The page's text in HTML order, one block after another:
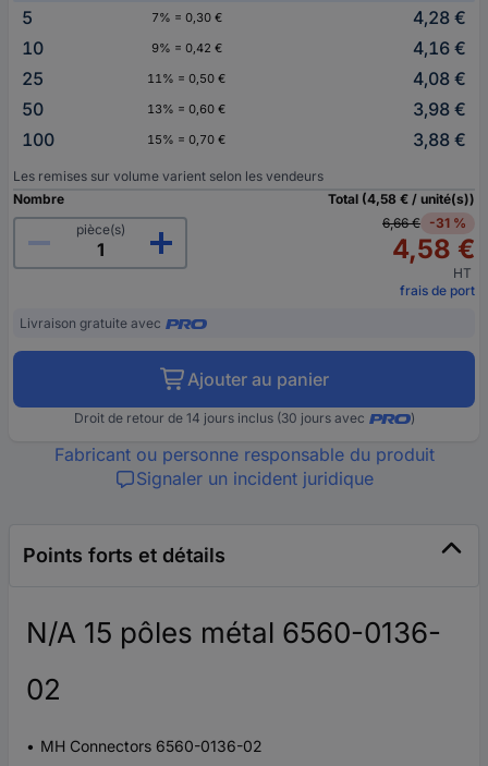
5
7% = 0,30 €
4,28 €
10
9% = 0,42 €
4,16 €
25
11% = 0,50 €
4,08 €
50
13% = 0,60 €
3,98 €
100
15% = 0,70 € 3,88 €
Les remises sur volume varient selon les vendeurs
Nombre
pièce(s)
Total (4,58 € / unité(s))
6,66 € -31 %
4,58 €
HT
frais de port
Livraison gratuite avec
Ajouter au panier
Droit de retour de 14 jours inclus (30 jours avec )
Fabricant ou personne responsable du produit
Signaler un incident juridique
Points forts et détails
N/A 15 pôles métal 6560-0136-
02
MH Connectors 6560-0136-02